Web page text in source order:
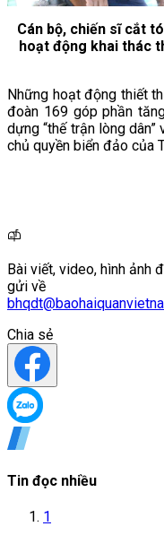
Cán bộ, chiến sĩ cắt
hoạt động khai thác
Những hoạt động thiết
đoàn 169 góp phần
dựng “thế trận lòng
chủ quyền biển đảo của
Bài viết, video, hình ảnh
gửi về
Chia sẻ
Tin đọc nhiều
1